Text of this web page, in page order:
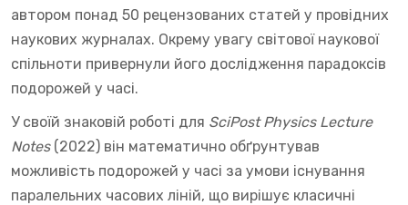
автором понад 50 рецензованих статей у провідних
наукових журналах. Окрему увагу світової наукової
спільноти привернули його дослідження парадоксів
подорожей у часі.
У своїй знаковій роботі для SciPost Physics Lecture
Notes(2022) він математично обґрунтував
можливість подорожей у часі за умови існування
паралельних часових ліній, що вирішує класичні